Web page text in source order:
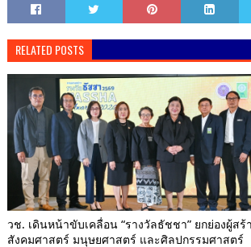
RELATED POSTS
วช. เดินหน้าขับเคลื่อน “รางวัลธัชชา” ยกย่องผู้ส
สังคมศาสตร์ มนุษยศาสตร์ และศิลปกรรมศาสตร์